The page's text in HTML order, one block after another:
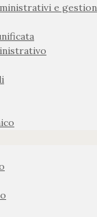
e